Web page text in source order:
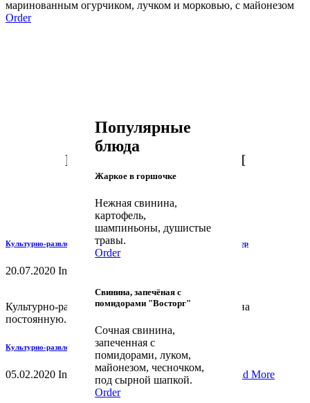
маринованным огурчиком, лучком и морковью, с майонезом
Order
Популярные
блюда
Жаркое в горшочке
Нежная свинина,
картофель,
шампиньоны, душистые
травы.
Order
Свинина, запечёная с
помидорами "Восторг"
Сочная свинина,
запеченная с
помидорами, луком,
майонезом, чесночком,
под сырной шапкой.
Order
НОВОСТИ ИМПЕРИИ
Культурно-развлекательному центру «Империя» требуется кондитер
20.07.2020 In
Культурно-развлекательному центру «Империя» на
постоянную...
Культурно-развлекательному центру «Империя» требуется повар
05.02.2020 In Вакансии Новости Объявления Read More